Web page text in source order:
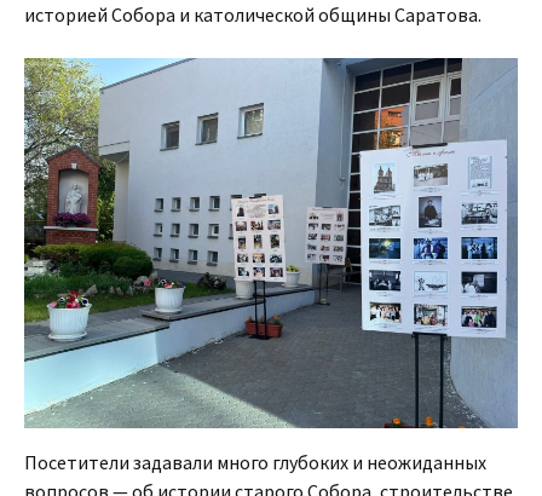
историей Собора и католической общины Саратова.
Посетители задавали много глубоких и неожиданных